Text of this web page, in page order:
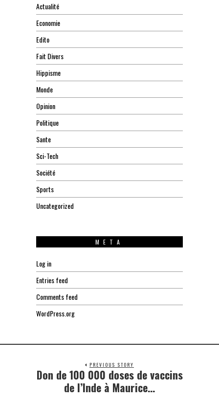
Actualité
Economie
Edito
Fait Divers
Hippisme
Monde
Opinion
Politique
Sante
Sci-Tech
Société
Sports
Uncategorized
META
Log in
Entries feed
Comments feed
WordPress.org
PREVIOUS STORY
Previous
post:
Don de 100 000 doses de vaccins
de l’Inde à Maurice…